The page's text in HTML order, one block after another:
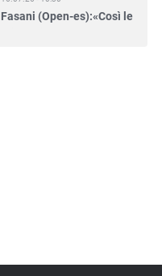
Fasani (Open-es):«Così le
filiere aiutano a collegare
15.07.26 - 8:00